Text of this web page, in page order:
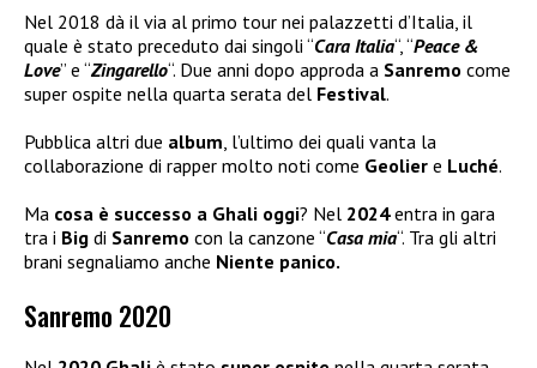
Nel 2018 dà il via al primo tour nei palazzetti d’Italia, il
quale è stato preceduto dai singoli “Cara Italia“, “Peace &
Love” e “Zingarello“. Due anni dopo approda a Sanremo come
super ospite nella quarta serata del Festival.
Pubblica altri due album , l’ultimo dei quali vanta la
collaborazione di rapper molto noti come Geolier e Luché.
Ma cosa è successo a Ghali oggi? Nel 2024entra in gara
tra i Big di Sanremo con la canzone “Casa mia“. Tra gli altri
brani segnaliamo anche Niente panico.
Sanremo 2020